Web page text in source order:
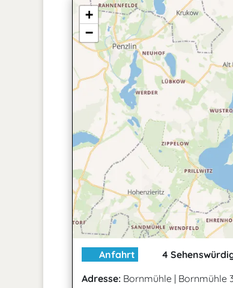
+
−
Anfahrt
4
Adresse: Bornmühle | Bornmühle